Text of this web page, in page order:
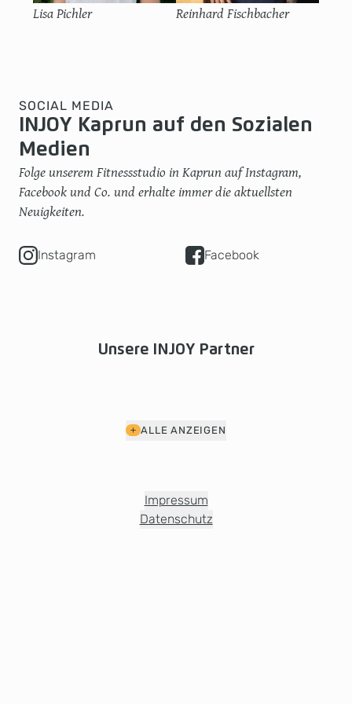
Lisa Pichler Reinhard Fischbacher
SOCIAL MEDIA
INJOY Kaprun auf den Sozialen
Medien
Folge unserem Fitnessstudio in Kaprun auf Instagram,
Facebook und Co. und erhalte immer die aktuellsten
Neuigkeiten.
Instagram Facebook
Unsere INJOY Partner
ALLE ANZEIGEN
Impressum
Datenschutz